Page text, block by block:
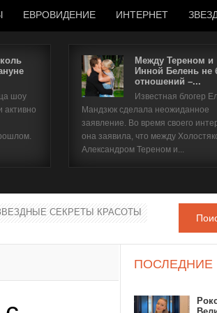
ЕВРОВИДЕНИЕ ИНТЕРНЕТ
шоу
активно
Между Тереном и
Инной Белень не
отношений –...
Известная блогер
Мандзюк сделала неожиданное
заявление. Во время своего
она заявила, что между
Александром Тереном и...
СЕКРЕТЫ КРАСОТЫ
ПОСЛЕДНИЕ
Имя пользователя
Забыли имя пользователя?